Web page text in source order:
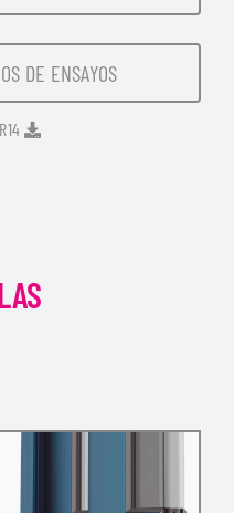
DE ENSAYOS